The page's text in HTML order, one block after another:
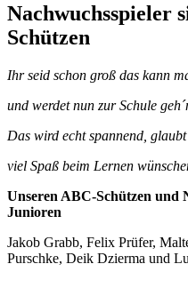
Nachwuchsspieler
Schützen
Ihr seid schon groß das kann
und werdet nun zur Schule
Das wird echt spannend, glaubt
viel Spaß beim Lernen
Unseren ABC-Schützen und
Junioren
Jakob Grabb, Felix Prüfer,
Purschke, Deik Dzierma und